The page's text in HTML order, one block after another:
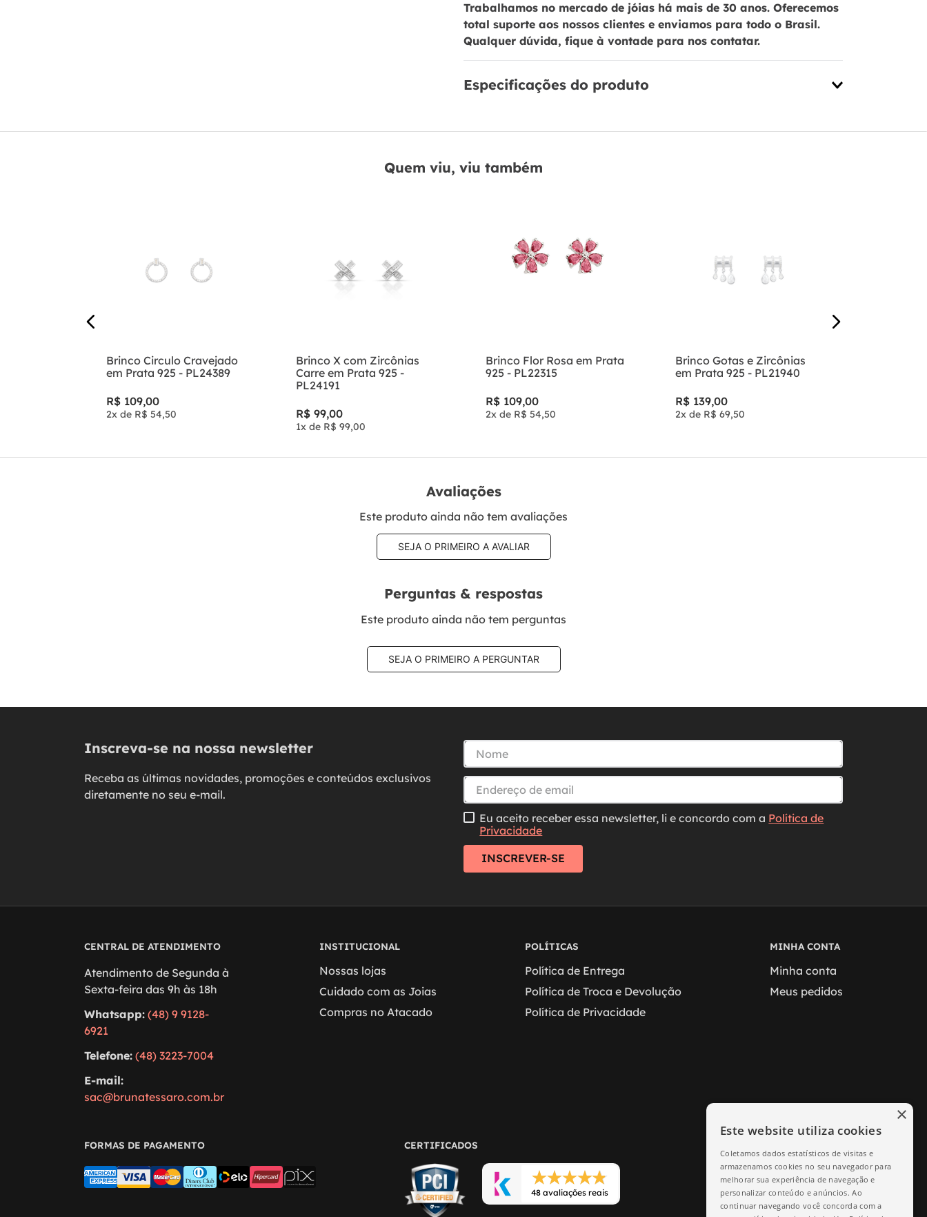
Trabalhamos no mercado de jóias há mais de 30 anos. Oferecemos
total suporte aos nossos clientes e enviamos para todo o Brasil.
Qualquer dúvida, fique à vontade para nos contatar.
Especificações do produto
Quem viu, viu também
Brinco Circulo Cravejado
em Prata 925 - PL24389
R$ 109,00
2x de R$ 54,50
Brinco X com Zircônias
Carre em Prata 925 -
PL24191
R$ 99,00
1x de R$ 99,00
Brinco Flor Rosa em Prata
925 - PL22315
R$ 109,00
2x de R$ 54,50
Brinco Gotas e Zircônias
em Prata 925 - PL21940
R$ 139,00
2x de R$ 69,50
Avaliações
Este produto ainda não tem avaliações
SEJA O PRIMEIRO A AVALIAR
Perguntas & respostas
Este produto ainda não tem perguntas
SEJA O PRIMEIRO A PERGUNTAR
Inscreva-se na nossa newsletter
Receba as últimas novidades, promoções e conteúdos exclusivos
diretamente no seu e-mail.
Eu aceito receber essa newsletter, li e concordo com a Política de
Privacidade
INSCREVER-SE
CENTRAL DE ATENDIMENTO
Atendimento de Segunda à
Sexta-feira das 9h às 18h
Whatsapp: (48) 9 9128-
6921
Telefone: (48) 3223-7004
E-mail:
sac@brunatessaro.com.br
INSTITUCIONAL
Nossas lojas
Cuidado com as Joias
Compras no Atacado
POLÍTICAS
Política de Entrega
Política de Troca e Devolução
Política de Privacidade
MINHA CONTA
Minha conta
Meus pedidos
FORMAS DE PAGAMENTO CERTIFICADOS
48 avaliações reais
Este website utiliza cookies
Coletamos dados estatísticos de visitas e
armazenamos cookies no seu navegador para
melhorar sua experiência de navegação e
personalizar conteúdo e anúncios. Ao
continuar navegando você concorda com a
×